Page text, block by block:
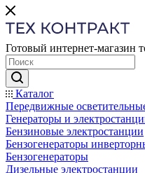
Готовый интернет-магазин
Каталог
Передвижные
Генераторы и
Бензиновые электростанции
Бензогенераторы
Бензогенераторы
Дизельные электростанции